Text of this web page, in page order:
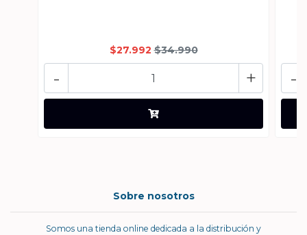
$27.992 $34.990
+
- -
Sobre nosotros
Somos una tienda online dedicada a la distribución y